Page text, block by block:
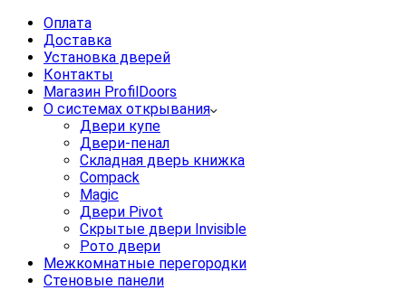
Оплата
Доставка
Установка дверей
Контакты
Магазин ProfilDoors
О системах открывания
Двери купе
Двери-пенал
Складная дверь книжка
Compack
Magic
Двери Pivot
Скрытые двери Invisible
Рото двери
Межкомнатные перегородки
Стеновые панели